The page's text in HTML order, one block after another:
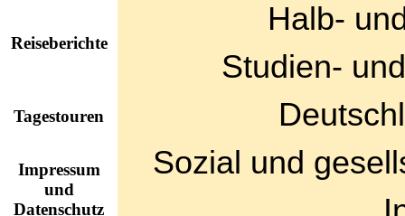
Reiseberichte
Tagestouren
Impressum
und
Datenschutz
Halb-
Studien-
Sozial und